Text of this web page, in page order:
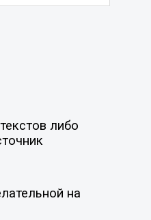
либо
на